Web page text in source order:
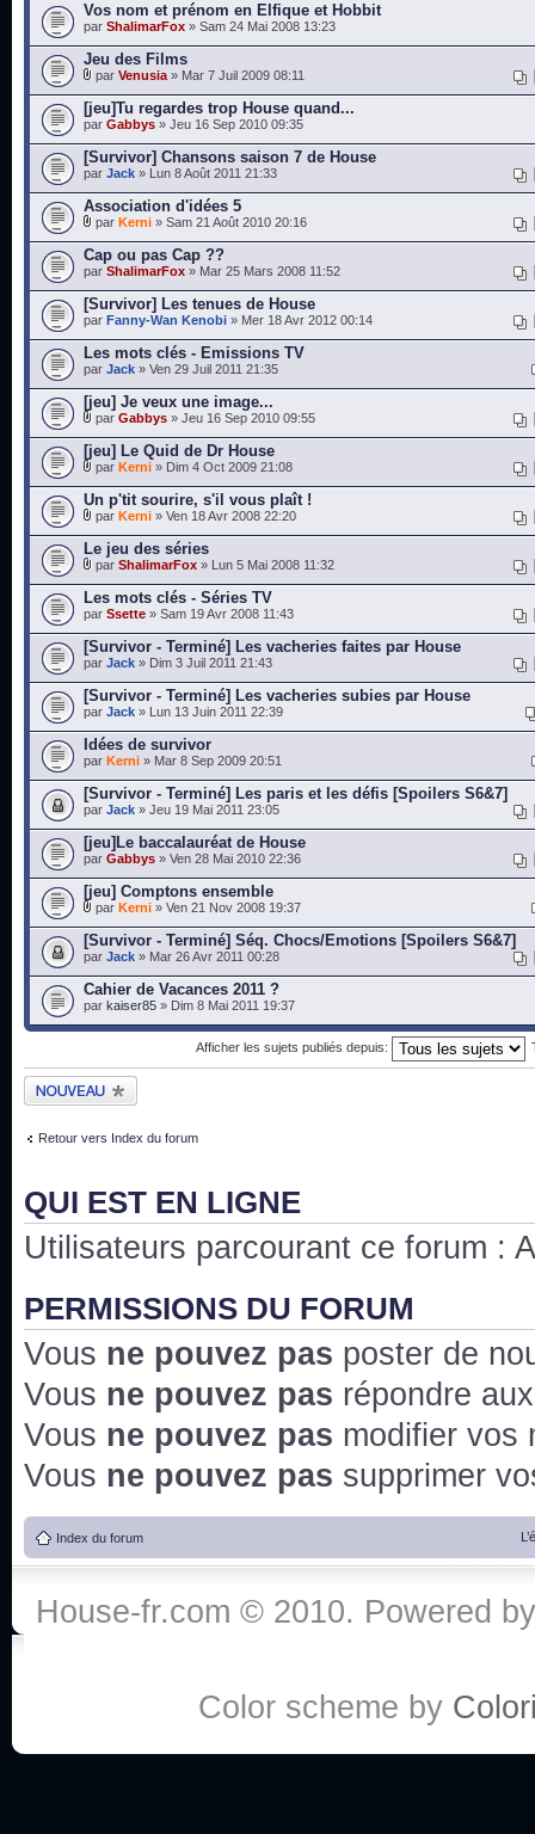
Vos nom et prénom en Elfique et Hobbit
par ShalimarFox » Sam 24 Mai 2008 13:23
Jeu des Films
par Venusia » Mar 7 Juil 2009 08:11
[jeu]Tu regardes trop House quand...
par Gabbys » Jeu 16 Sep 2010 09:35
[Survivor] Chansons saison 7 de House
par Jack » Lun 8 Août 2011 21:33
Association d'idées 5
par Kerni » Sam 21 Août 2010 20:16
Cap ou pas Cap ??
par ShalimarFox » Mar 25 Mars 2008 11:52
[Survivor] Les tenues de House
par Fanny-Wan Kenobi » Mer 18 Avr 2012 00:14
Les mots clés - Emissions TV
par Jack » Ven 29 Juil 2011 21:35
[jeu] Je veux une image...
par Gabbys » Jeu 16 Sep 2010 09:55
[jeu] Le Quid de Dr House
par Kerni » Dim 4 Oct 2009 21:08
Un p'tit sourire, s'il vous plaît !
par Kerni » Ven 18 Avr 2008 22:20
Le jeu des séries
par ShalimarFox » Lun 5 Mai 2008 11:32
Les mots clés - Séries TV
par Ssette » Sam 19 Avr 2008 11:43
[Survivor - Terminé] Les vacheries faites par House
par Jack » Dim 3 Juil 2011 21:43
[Survivor - Terminé] Les vacheries subies par House
par Jack » Lun 13 Juin 2011 22:39
Idées de survivor
par Kerni » Mar 8 Sep 2009 20:51
[Survivor - Terminé] Les paris et les défis [Spoilers S6&7]
par Jack » Jeu 19 Mai 2011 23:05
[jeu]Le baccalauréat de House
par Gabbys » Ven 28 Mai 2010 22:36
[jeu] Comptons ensemble
par Kerni » Ven 21 Nov 2008 19:37
[Survivor - Terminé] Séq. Chocs/Emotions [Spoilers S6&7]
par Jack » Mar 26 Avr 2011 00:28
Cahier de Vacances 2011 ?
par kaiser85 » Dim 8 Mai 2011 19:37
Afficher les sujets publiés depuis:
Publier un nouveau
sujet
Retour vers Index du forum
QUI EST EN LIGNE
Utilisateurs parcourant ce forum :
PERMISSIONS DU FORUM
Vous ne pouvez pas poster de
Vous ne pouvez pas répondre
Vous ne pouvez pas modifier vos
Vous ne pouvez pas supprimer
Index du forum
House-fr.com © 2010. Powered
Color scheme by